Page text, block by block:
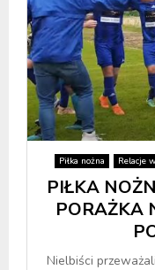
Piłka nożna Relacje
PIŁKA
PORAŻKA
Nielbiści